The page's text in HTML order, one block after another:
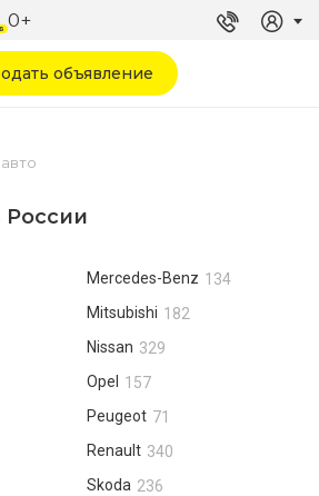
0+
объявление
России
Mercedes-Benz 134
Mitsubishi 182
Nissan 329
Opel
157
Peugeot 71
Renault 340
Skoda 236